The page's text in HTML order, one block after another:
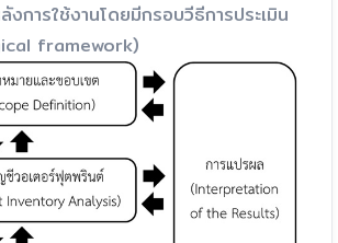
การใช้งานโดยมีกรอบวีธีการประเมิน
framework)